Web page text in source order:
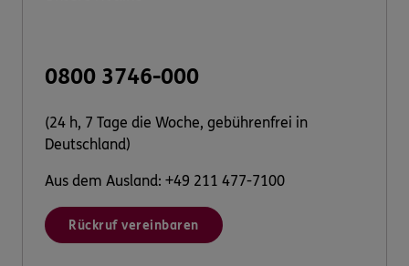
0800 3746-000
(24 h, 7 Tage die Woche, gebührenfrei in
Deutschland)
Aus dem Ausland: +49 211 477-7100
Rückruf vereinbaren